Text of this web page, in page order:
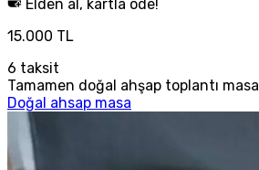
Elden al, kartla öde!
15.000 TL
6 taksit
Tamamen doğal ahşap toplantı masa
Doğal ahsap masa